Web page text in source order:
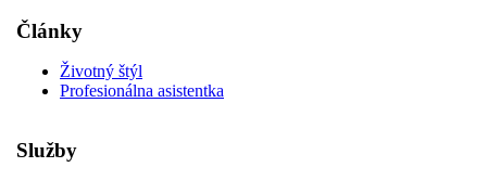
Články
Životný štýl
Profesionálna asistentka
Služby